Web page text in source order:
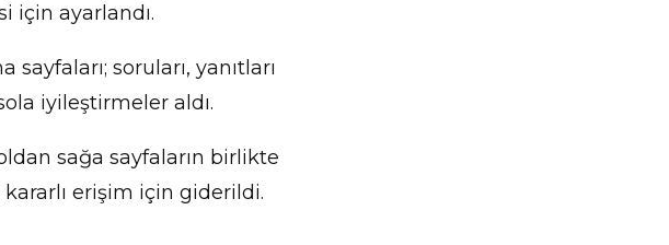
için ayarlandı.
soruları, yanıtları
iyileştirmeler aldı.
sağa sayfaların birlikte
erişim için giderildi.